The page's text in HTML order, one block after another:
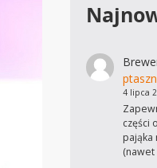
4 lipca
części
pająka